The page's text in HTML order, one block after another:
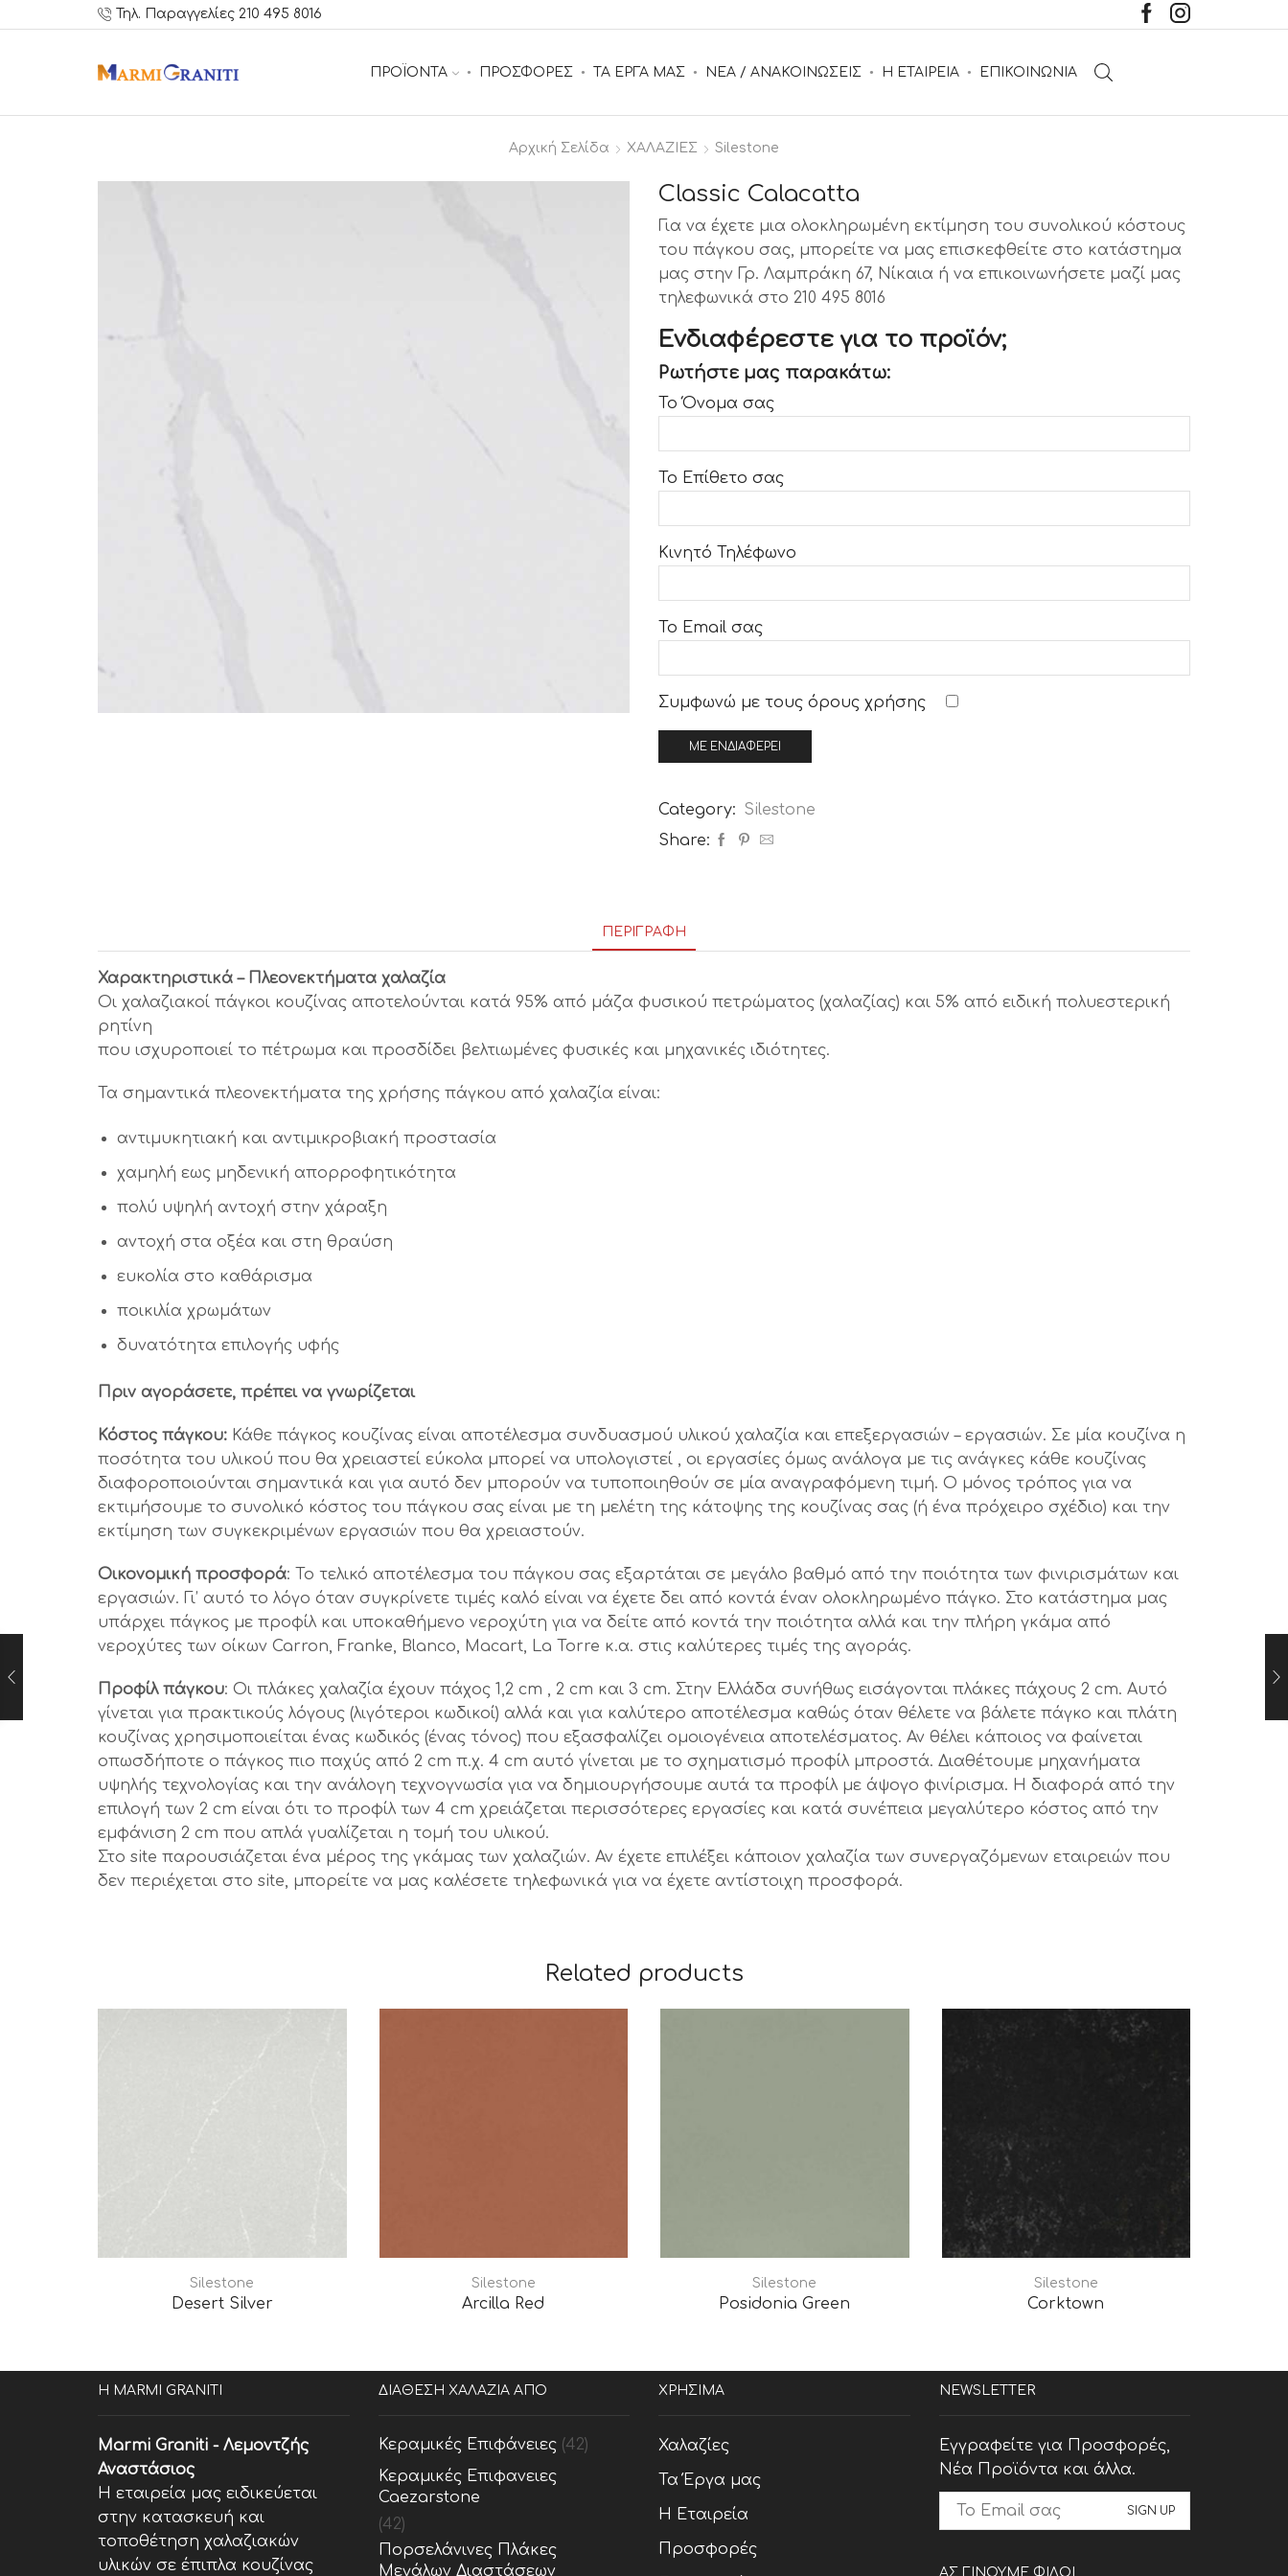
Τηλ. Παραγγελίες 210 495 8016
ΠΡΟΪΟΝΤΑ ΠΡΟΣΦΟΡΕΣ ΤΑ ΕΡΓΑ ΜΑΣ ΝΕΑ / ΑΝΑΚΟΙΝΩΣΕΙΣ Η ΕΤΑΙΡΕΙΑ ΕΠΙΚΟΙΝΩΝΙΑ
Αρχική Σελίδα ΧΑΛΑΖΙΕΣ Silestone
Classic Calacatta
Για να έχετε μια ολοκληρωμένη εκτίμηση του συνολικού κόστους
του πάγκου σας, μπορείτε να μας επισκεφθείτε στο κατάστημα
μας στην Γρ. Λαμπράκη 67, Νίκαια ή να επικοινωνήσετε μαζί μας
τηλεφωνικά στο 210 495 8016
Ενδιαφέρεστε για το προϊόν;
Ρωτήστε μας παρακάτω:
Το Όνομα σας
Το Επίθετο σας
Κινητό Τηλέφωνο
Το Email σας
Συμφωνώ με τους όρους χρήσης
Category: Silestone
Share:
ΠΕΡΙΓΡΑΦΉ
Χαρακτηριστικά – Πλεονεκτήματα χαλαζία
Οι χαλαζιακοί πάγκοι κουζίνας αποτελούνται κατά 95% από μάζα φυσικού πετρώματος (χαλαζίας) και 5% από ειδική πολυεστερική
ρητίνη
που ισχυροποιεί το πέτρωμα και προσδίδει βελτιωμένες φυσικές και μηχανικές ιδιότητες.
Τα σημαντικά πλεονεκτήματα της χρήσης πάγκου από χαλαζία είναι:
αντιμυκητιακή και αντιμικροβιακή προστασία
χαμηλή εως μηδενική απορροφητικότητα
πολύ υψηλή αντοχή στην χάραξη
αντοχή στα οξέα και στη θραύση
ευκολία στο καθάρισμα
ποικιλία χρωμάτων
δυνατότητα επιλογής υφής
Πριν αγοράσετε, πρέπει να γνωρίζεται
Κόστος πάγκου: Κάθε πάγκος κουζίνας είναι αποτέλεσμα συνδυασμού υλικού χαλαζία και επεξεργασιών – εργασιών. Σε μία κουζίνα η
ποσότητα του υλικού που θα χρειαστεί εύκολα μπορεί να υπολογιστεί , οι εργασίες όμως ανάλογα με τις ανάγκες κάθε κουζίνας
διαφοροποιούνται σημαντικά και για αυτό δεν μπορούν να τυποποιηθούν σε μία αναγραφόμενη τιμή. Ο μόνος τρόπος για να
εκτιμήσουμε το συνολικό κόστος του πάγκου σας είναι με τη μελέτη της κάτοψης της κουζίνας σας (ή ένα πρόχειρο σχέδιο) και την
εκτίμηση των συγκεκριμένων εργασιών που θα χρειαστούν.
Οικονομική προσφορά: Το τελικό αποτέλεσμα του πάγκου σας εξαρτάται σε μεγάλο βαθμό από την ποιότητα των φινιρισμάτων και
εργασιών. Γι’ αυτό το λόγο όταν συγκρίνετε τιμές καλό είναι να έχετε δει από κοντά έναν ολοκληρωμένο πάγκο. Στο κατάστημα μας
υπάρχει πάγκος με προφίλ και υποκαθήμενο νεροχύτη για να δείτε από κοντά την ποιότητα αλλά και την πλήρη γκάμα από
νεροχύτες των οίκων Carron, Franke, Blanco, Macart, La Torre κ.α. στις καλύτερες τιμές της αγοράς.
Προφίλ πάγκου: Οι πλάκες χαλαζία έχουν πάχος 1,2 cm , 2 cm και 3 cm. Στην Ελλάδα συνήθως εισάγονται πλάκες πάχους 2 cm. Αυτό
γίνεται για πρακτικούς λόγους (λιγότεροι κωδικοί) αλλά και για καλύτερο αποτέλεσμα καθώς όταν θέλετε να βάλετε πάγκο και πλάτη
κουζίνας χρησιμοποιείται ένας κωδικός (ένας τόνος) που εξασφαλίζει ομοιογένεια αποτελέσματος. Αν θέλει κάποιος να φαίνεται
οπωσδήποτε ο πάγκος πιο παχύς από 2 cm π.χ. 4 cm αυτό γίνεται με το σχηματισμό προφίλ μπροστά. Διαθέτουμε μηχανήματα
υψηλής τεχνολογίας και την ανάλογη τεχνογνωσία για να δημιουργήσουμε αυτά τα προφίλ με άψογο φινίρισμα. Η διαφορά από την
επιλογή των 2 cm είναι ότι το προφίλ των 4 cm χρειάζεται περισσότερες εργασίες και κατά συνέπεια μεγαλύτερο κόστος από την
εμφάνιση 2 cm που απλά γυαλίζεται η τομή του υλικού.
Στο site παρουσιάζεται ένα μέρος της γκάμας των χαλαζιών. Αν έχετε επιλέξει κάποιον χαλαζία των συνεργαζόμενων εταιρειών που
δεν περιέχεται στο site, μπορείτε να μας καλέσετε τηλεφωνικά για να έχετε αντίστοιχη προσφορά.
Related products
Silestone
Desert Silver
Silestone
Arcilla Red
Silestone
Posidonia Green
Silestone
Corktown
Η MARMI GRANITI
Marmi Graniti - Λεμοντζής
Αναστάσιος
Η εταιρεία μας ειδικεύεται
στην κατασκευή και
τοποθέτηση χαλαζιακών
υλικών σε έπιπλα κουζίνας
ΔΙΑΘΕΣΗ ΧΑΛΑΖΙΑ ΑΠΟ
Κεραμικές Επιφάνειες (42)
Κεραμικές Επιφανειες
Caezarstone
(42)
Πορσελάνινες Πλάκες
Μεγάλων Διαστάσεων
ΧΡΗΣΙΜΑ
Χαλαζίες
Τα Έργα μας
Η Εταιρεία
Προσφορές
NEWSLETTER
Εγγραφείτε για Προσφορές,
Νέα Προϊόντα και άλλα.
ΑΣ ΓΙΝΟΥΜΕ ΦΙΛΟΙ